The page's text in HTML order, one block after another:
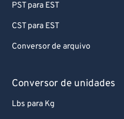
PST para EST
CST para EST
Conversor de arquivo
Conversor de unidades
Lbs para Kg